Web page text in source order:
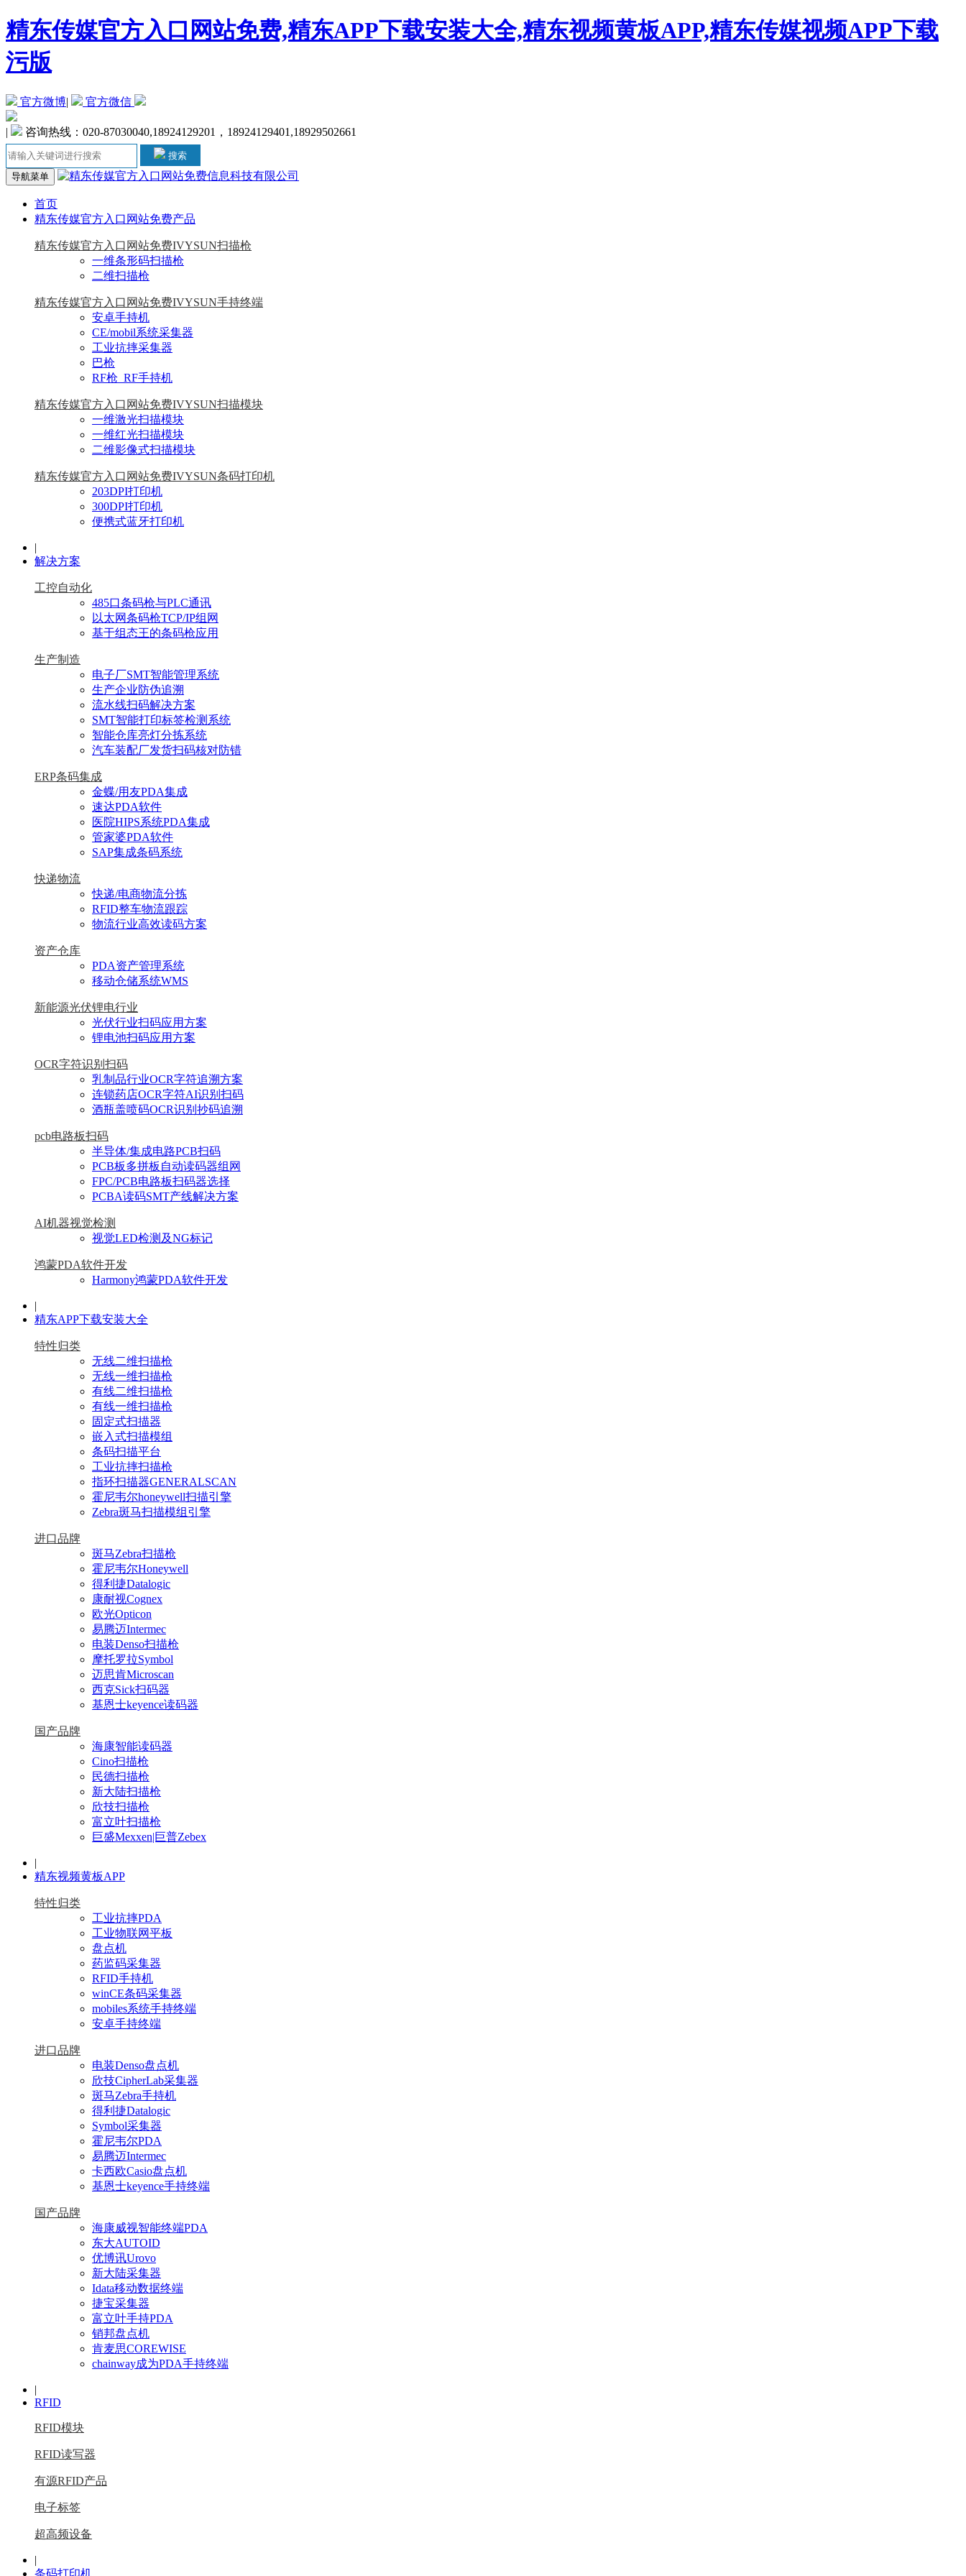
精东传媒官方入口网站免费,精东APP下载安装大全,精东视频黄板APP,精东传媒视频APP下载
污版
官方微博| 官方微信
| 咨询热线：020-87030040,18924129201，18924129401,18929502661
搜索
导航菜单
首页
精东传媒官方入口网站免费产品
精东传媒官方入口网站免费IVYSUN扫描枪
一维条形码扫描枪
二维扫描枪
精东传媒官方入口网站免费IVYSUN手持终端
安卓手持机
CE/mobil系统采集器
工业抗摔采集器
巴枪
RF枪_RF手持机
精东传媒官方入口网站免费IVYSUN扫描模块
一维激光扫描模块
一维红光扫描模块
二维影像式扫描模块
精东传媒官方入口网站免费IVYSUN条码打印机
203DPI打印机
300DPI打印机
便携式蓝牙打印机
|
解决方案
工控自动化
485口条码枪与PLC通讯
以太网条码枪TCP/IP组网
基于组态王的条码枪应用
生产制造
电子厂SMT智能管理系统
生产企业防伪追溯
流水线扫码解决方案
SMT智能打印标签检测系统
智能仓库亮灯分拣系统
汽车装配厂发货扫码核对防错
ERP条码集成
金蝶/用友PDA集成
速达PDA软件
医院HIPS系统PDA集成
管家婆PDA软件
SAP集成条码系统
快递物流
快递/电商物流分拣
RFID整车物流跟踪
物流行业高效读码方案
资产仓库
PDA资产管理系统
移动仓储系统WMS
新能源光伏锂电行业
光伏行业扫码应用方案
锂电池扫码应用方案
OCR字符识别扫码
乳制品行业OCR字符追溯方案
连锁药店OCR字符AI识别扫码
酒瓶盖喷码OCR识别抄码追溯
pcb电路板扫码
半导体/集成电路PCB扫码
PCB板多拼板自动读码器组网
FPC/PCB电路板扫码器选择
PCBA读码SMT产线解决方案
AI机器视觉检测
视觉LED检测及NG标记
鸿蒙PDA软件开发
Harmony鸿蒙PDA软件开发
|
精东APP下载安装大全
特性归类
无线二维扫描枪
无线一维扫描枪
有线二维扫描枪
有线一维扫描枪
固定式扫描器
嵌入式扫描模组
条码扫描平台
工业抗摔扫描枪
指环扫描器GENERALSCAN
霍尼韦尔honeywell扫描引擎
Zebra斑马扫描模组引擎
进口品牌
斑马Zebra扫描枪
霍尼韦尔Honeywell
得利捷Datalogic
康耐视Cognex
欧光Opticon
易腾迈Intermec
电装Denso扫描枪
摩托罗拉Symbol
迈思肯Microscan
西克Sick扫码器
基恩士keyence读码器
国产品牌
海康智能读码器
Cino扫描枪
民德扫描枪
新大陆扫描枪
欣技扫描枪
富立叶扫描枪
巨盛Mexxen|巨普Zebex
|
精东视频黄板APP
特性归类
工业抗摔PDA
工业物联网平板
盘点机
药监码采集器
RFID手持机
winCE条码采集器
mobiles系统手持终端
安卓手持终端
进口品牌
电装Denso盘点机
欣技CipherLab采集器
斑马Zebra手持机
得利捷Datalogic
Symbol采集器
霍尼韦尔PDA
易腾迈Intermec
卡西欧Casio盘点机
基恩士keyence手持终端
国产品牌
海康威视智能终端PDA
东大AUTOID
优博讯Urovo
新大陆采集器
Idata移动数据终端
捷宝采集器
富立叶手持PDA
销邦盘点机
肯麦思COREWISE
chainway成为PDA手持终端
|
RFID
RFID模块
RFID读写器
有源RFID产品
电子标签
超高频设备
|
条码打印机